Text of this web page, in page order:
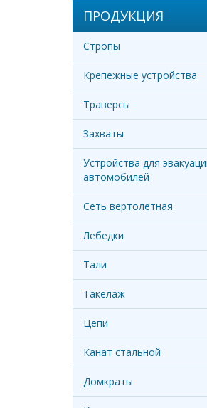
ПРОДУКЦИЯ
Стропы
Крепежные устройства
Траверсы
Захваты
Устройства для
автомобилей
Сеть вертолетная
Лебедки
Тали
Такелаж
Цепи
Канат стальной
Домкраты